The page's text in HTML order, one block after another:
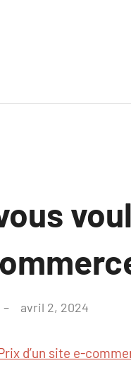
avril 2, 2024
d’un site e-